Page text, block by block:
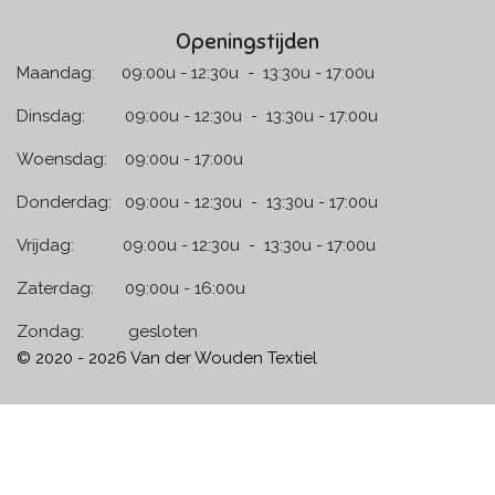
Openingstijden
Maandag: 09:00u - 12:30u - 13:30u - 17:00u
Dinsdag: 09:00u - 12:30u - 13:30u - 17:00u
Woensdag: 09:00u - 17:00u
Donderdag: 09:00u - 12:30u - 13:30u - 17:00u
Vrijdag: 09:00u - 12:30u - 13:30u - 17:00u
Zaterdag: 09:00u - 16:00u
Zondag: gesloten
© 2020 - 2026 Van der Wouden Textiel